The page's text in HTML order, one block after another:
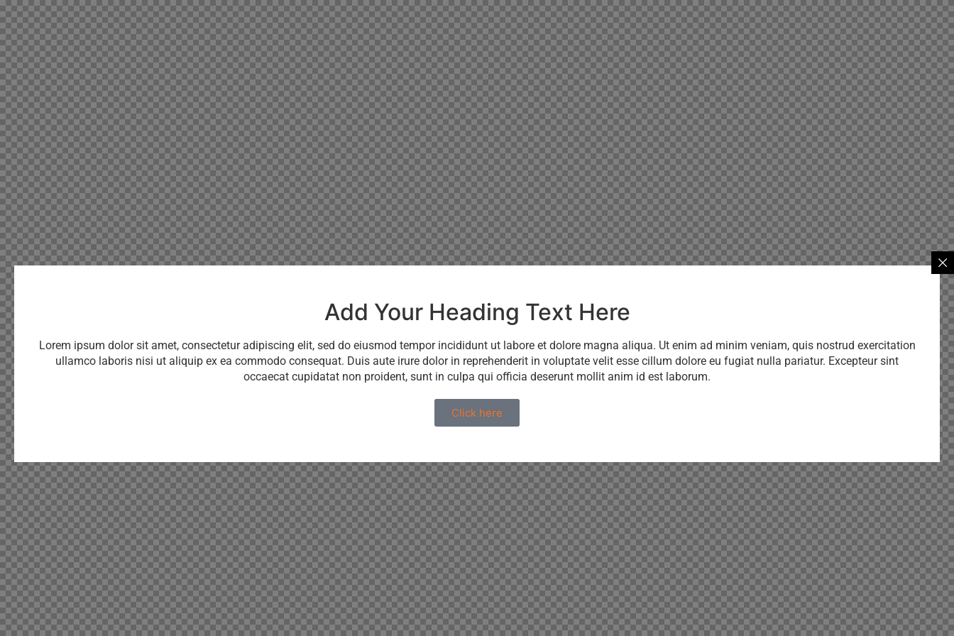
Add Your Heading Text Here
Lorem ipsum dolor sit amet, consectetur adipiscing elit, sed do eiusmod tempor incididunt ut labore et dolore magna aliqua. Ut enim ad minim veniam, quis nostrud exercitation
ullamco laboris nisi ut aliquip ex ea commodo consequat. Duis aute irure dolor in reprehenderit in voluptate velit esse cillum dolore eu fugiat nulla pariatur. Excepteur sint
occaecat cupidatat non proident, sunt in culpa qui officia deserunt mollit anim id est laborum.
Click here